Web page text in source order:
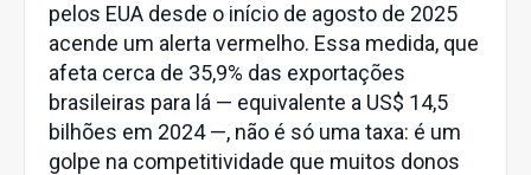
pelos EUA desde o início de agosto de 2025
acende um alerta vermelho. Essa medida, que
afeta cerca de 35,9% das exportações
brasileiras para lá — equivalente a US$ 14,5
bilhões em 2024 —, não é só uma taxa: é um
golpe na competitividade que muitos donos